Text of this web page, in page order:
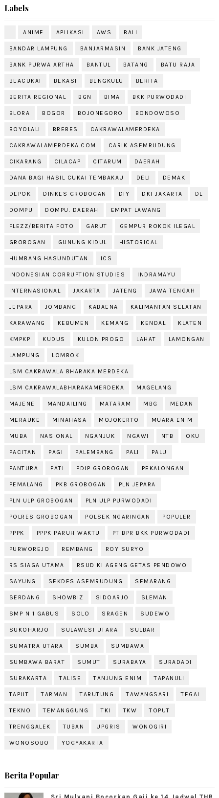
Labels
ANIME APLIKASI AWS BALI
BANDAR LAMPUNG BANJARMASIN BANK JATENG
BANK PURWA ARTHA BANTUL BATANG BATU RAJA
BEACUKAI BEKASI BENGKULU BERITA
BERITA REGIONAL BGN BIMA BKK PURWODADI
BLORA BOGOR BOJONEGORO BONDOWOSO
BOYOLALI BREBES CAKRAWALAMERDEKA
CAKRAWALAMERDEKA.COM CARIK ASEMRUDUNG
CIKARANG CILACAP CITARUM DAERAH
DANA BAGI HASIL CUKAI TEMBAKAU DELI DEMAK
DEPOK DINKES GROBOGAN DIY DKI JAKARTA DL
DOMPU DOMPU. DAERAH EMPAT LAWANG
FLEZZ/BERITA FOTO GARUT GEMPUR ROKOK ILEGAL
GROBOGAN GUNUNG KIDUL HISTORICAL
HUMBANG HASUNDUTAN ICS
INDONESIAN CORRUPTION STUDIES INDRAMAYU
INTERNASIONAL JAKARTA JATENG JAWA TENGAH
JEPARA JOMBANG KABAENA KALIMANTAN SELATAN
KARAWANG KEBUMEN KEMANG KENDAL KLATEN
KMPKP KUDUS KULON PROGO LAHAT LAMONGAN
LAMPUNG LOMBOK
LSM CAKRAWALA BHARAKA MERDEKA
LSM CAKRAWALABHARAKAMERDEKA MAGELANG
MAJENE MANDAILING MATARAM MBG MEDAN
MERAUKE MINAHASA MOJOKERTO MUARA ENIM
MUBA NASIONAL NGANJUK NGAWI NTB OKU
PACITAN PAGI PALEMBANG PALI PALU
PANTURA PATI PDIP GROBOGAN PEKALONGAN
PEMALANG PKB GROBOGAN PLN JEPARA
PLN ULP GROBOGAN PLN ULP PURWODADI
POLRES GROBOGAN POLSEK NGARINGAN POPULER
PPPK PPPK PARUH WAKTU PT BPR BKK PURWODADI
PURWOREJO REMBANG ROY SURYO
RS SIAGA UTAMA RSUD KI AGENG GETAS PENDOWO
SAYUNG SEKDES ASEMRUDUNG SEMARANG
SERDANG SHOWBIZ SIDOARJO SLEMAN
SMP N 1 GABUS SOLO SRAGEN SUDEWO
SUKOHARJO SULAWESI UTARA SULBAR
SUMATRA UTARA SUMBA SUMBAWA
SUMBAWA BARAT SUMUT SURABAYA SURADADI
SURAKARTA TALISE TANJUNG ENIM TAPANULI
TAPUT TARMAN TARUTUNG TAWANGSARI TEGAL
TEKNO TEMANGGUNG TKI TKW TOPUT
TRENGGALEK TUBAN UPGRIS WONOGIRI
WONOSOBO YOGYAKARTA
Berita Popular